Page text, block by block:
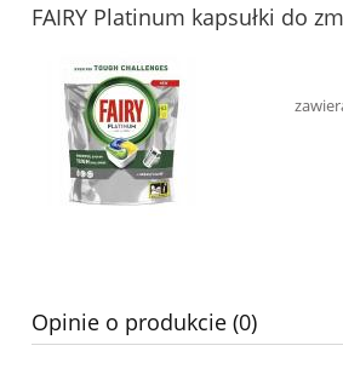
FAIRY Platinum kapsułki do
Opinie o produkcie (0)